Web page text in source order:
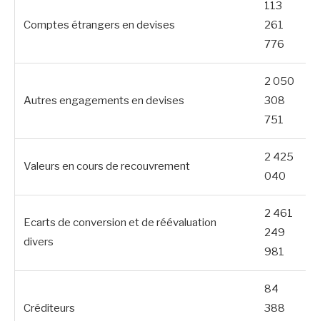
Comptes étrangers en devises
113
261
776
Autres engagements en devises
2 050
308
751
Valeurs en cours de recouvrement
2 425
040
Ecarts de conversion et de réévaluation
divers
2 461
249
981
Créditeurs
84
388